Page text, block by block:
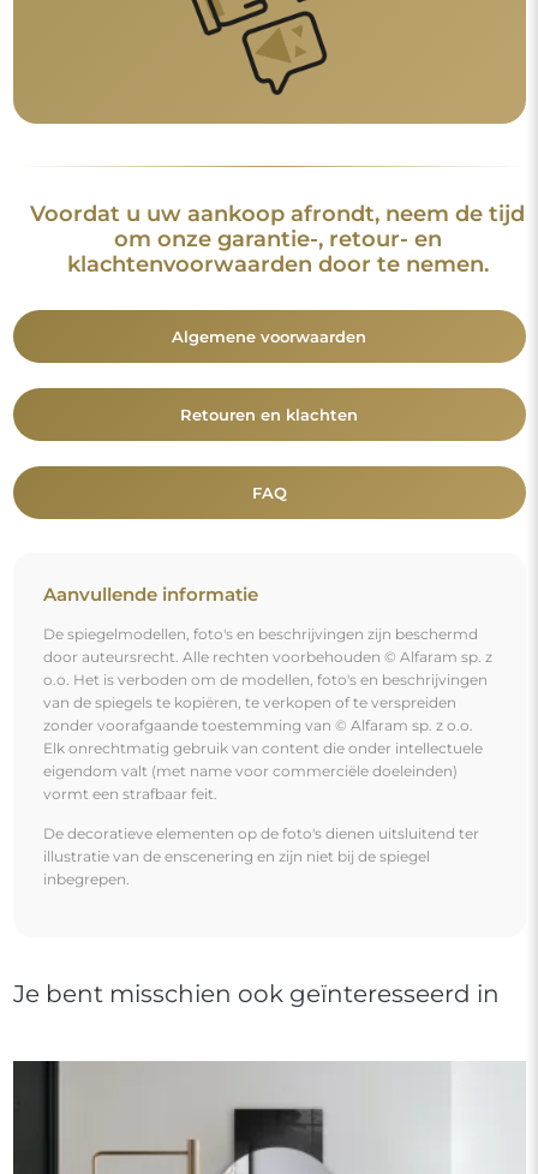
Voordat u uw aankoop afrondt, neem de tijd
om onze garantie-, retour- en
klachtenvoorwaarden door te nemen.
Algemene voorwaarden
Retouren en klachten
FAQ
Aanvullende informatie
De spiegelmodellen, foto's en beschrijvingen zijn beschermd
door auteursrecht. Alle rechten voorbehouden © Alfaram sp. z
o.o. Het is verboden om de modellen, foto's en beschrijvingen
van de spiegels te kopiëren, te verkopen of te verspreiden
zonder voorafgaande toestemming van © Alfaram sp. z o.o.
Elk onrechtmatig gebruik van content die onder intellectuele
eigendom valt (met name voor commerciële doeleinden)
vormt een strafbaar feit.
De decoratieve elementen op de foto's dienen uitsluitend ter
illustratie van de enscenering en zijn niet bij de spiegel
inbegrepen.
Je bent misschien ook geïnteresseerd in